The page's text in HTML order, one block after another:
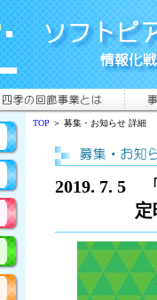
TOP ＞ 募集・お知らせ 詳細
2019. 7. 5
定